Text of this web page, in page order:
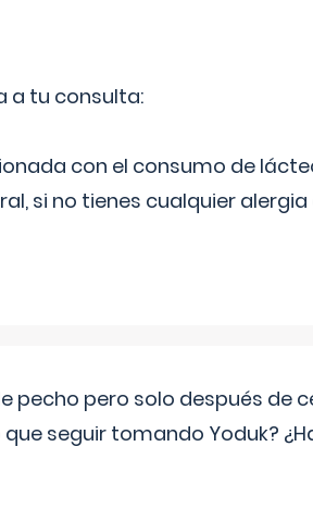
a tu consulta:
con el consumo de
si no tienes cualquier
pecho pero solo después de
seguir tomando Yoduk?